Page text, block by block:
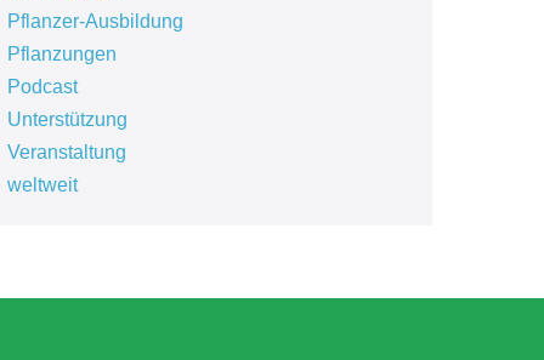
Pflanzer-Ausbildung
Pflanzungen
Podcast
Unterstützung
Veranstaltung
weltweit